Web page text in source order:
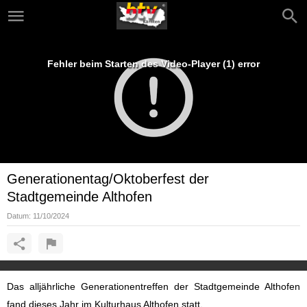
Fehler beim Starten des Video-Player (1) error
Generationentag/Oktoberfest der
Stadtgemeinde Althofen
Datum: 11/10/2024
Das alljährliche Generationentreffen der Stadtgemeinde Althofen
fand dieses Jahr im Kulturhaus Althofen statt.